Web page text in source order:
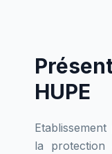
HUPE
la protection